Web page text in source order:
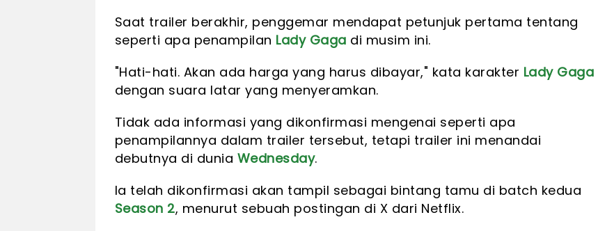
Saat trailer berakhir, penggemar mendapat petunjuk pertama tentang
seperti apa penampilan Lady Gaga di musim ini.
"Hati-hati. Akan ada harga yang harus dibayar," kata karakter Lady Gaga
dengan suara latar yang menyeramkan.
Tidak ada informasi yang dikonfirmasi mengenai seperti apa
penampilannya dalam trailer tersebut, tetapi trailer ini menandai
debutnya di dunia Wednesday.
Ia telah dikonfirmasi akan tampil sebagai bintang tamu di batch kedua
Season 2, menurut sebuah postingan di X dari Netflix.